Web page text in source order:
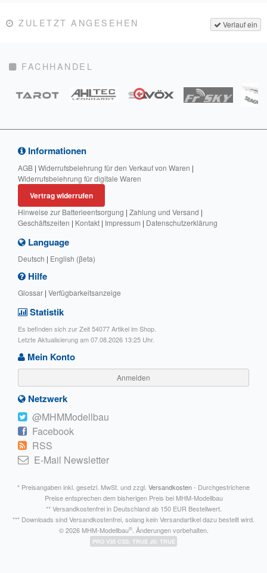
Verlauf ein
ZULETZT ANGESEHEN
FACHHANDEL
Informationen
AGB | Widerrufsbelehrung für den Verkauf von Waren |
Widerrufsbelehrung für digitale Waren
Vertrag widerrufen
Hinweise zur Batterieentsorgung | Zahlung und Versand |
Geschäftszeiten | Kontakt | Impressum | Datenschutzerklärung
Language
Deutsch | English (βeta)
Hilfe
Glossar | Verfügbarkeitsanzeige
Statistik
Es befinden sich zur Zeit 54077 Artikel im Shop.
Letzte Aktualisierung am 07.08.2026 13:25 Uhr.
Mein Konto
Anmelden
Netzwerk
@MHMModellbau
Facebook
RSS
E-Mail Newsletter
* Preisangaben inkl. gesetzl. MwSt. und zzgl. Versandkosten- Durchgestrichene
Preise entsprechen dem bisherigen Preis bei MHM-Modellbau
** Versandkostenfrei in Deutschland ab 150 EUR Bestellwert.
*** Downloads sind Versandkostenfrei, solang kein Versandartikel dazu bestellt wird.
© 2026 MHM-Modellbau®. Änderungen vorbehalten.
PRO V35 CSS: TRUE JS: TRUE